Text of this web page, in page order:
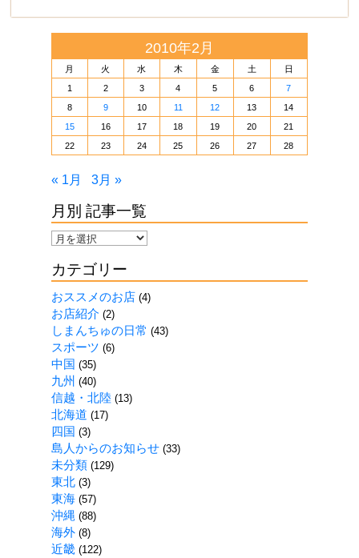
2010年2月
月 火 水 木 金 土
日
1
2 3 4 5 6
7
8
9 10 11 12 13
14
15
16 17 18 19 20
21
22
23 24 25 26 27 28
« 1月 3月 »
月別 記事一覧
月
記
事
一
覧
カテゴリー
おススメのお店(4)
お店紹介 (2)
しまんちゅの日常 (43)
スポーツ (6)
中国 (35)
九州 (40)
信越・北陸(13)
北海道 (17)
四国 (3)
島人からのお知らせ(33)
未分類(129)
東北(3)
東海(57)
沖縄 (88)
海外(8)
近畿(122)